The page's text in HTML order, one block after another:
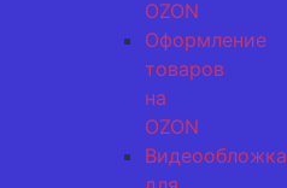
OZON
Оформление
товаров
на
OZON
Видеообложка